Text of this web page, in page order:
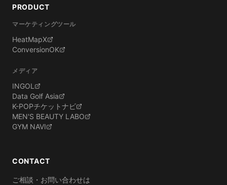
PRODUCT
マーケティングツール
HeatMapX
ConversionOK
メディア
INGOL
Data Golf Asia
K-POPチケットナビ
MEN'S BEAUTY LABO
GYM NAVI
CONTACT
ご相談・お問い合わせは